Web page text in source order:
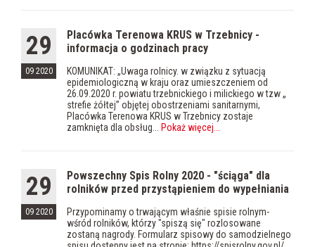
29
09 2020
Placówka Terenowa KRUS w Trzebnicy -
informacja o godzinach pracy
KOMUNIKAT: „Uwaga rolnicy. w związku z sytuacją
epidemiologiczną w kraju oraz umieszczeniem od
26.09.2020 r. powiatu trzebnickiego i milickiego w tzw „
strefie żółtej” objętej obostrzeniami sanitarnymi,
Placówka Terenowa KRUS w Trzebnicy zostaje
zamknięta dla obsług...
Pokaż więcej
29
09 2020
Powszechny Spis Rolny 2020 - "ściąga" dla
rolników przed przystąpieniem do wypełniania
Przypominamy o trwającym właśnie spisie rolnym-
wśród rolników, którzy "spiszą się" rozlosowane
zostaną nagrody. Formularz spisowy do samodzielnego